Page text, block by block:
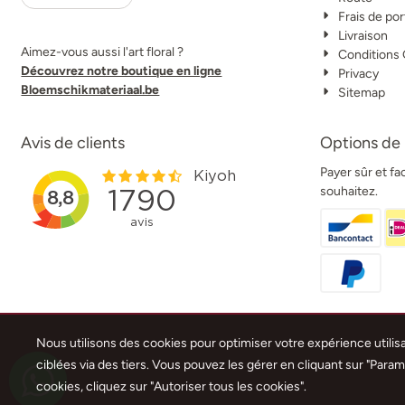
Aimez-vous aussi l'art floral ?
Découvrez notre boutique en ligne
Bloemschikmateriaal.be
Frais de
Livraison
Conditions
Privacy
Sitemap
Avis de clients Options de
Payer sûr et
souhaitez.
Nous utilisons des cookies pour optimiser votre expérience
ciblées via des tiers. Vous pouvez les gérer en cliquant sur
cookies, cliquez sur "Autoriser tous les cookies".